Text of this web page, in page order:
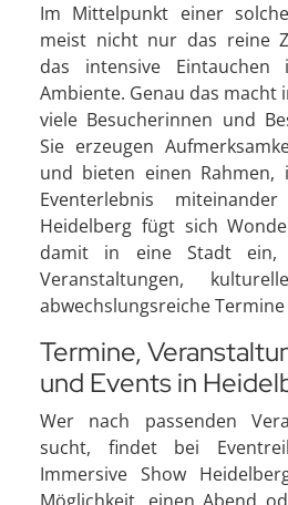
Im Mittelpunkt einer
meist nicht nur das reine
das intensive Eintauchen
Ambiente. Genau das macht
viele Besucherinnen und
Sie erzeugen
und bieten einen
Eventerlebnis
Heidelberg fügt sich
damit in eine Stadt ein,
Veranstaltungen,
abwechslungsreiche
Termine,
und Events in
Wer nach passenden
sucht, findet bei
Immersive Show